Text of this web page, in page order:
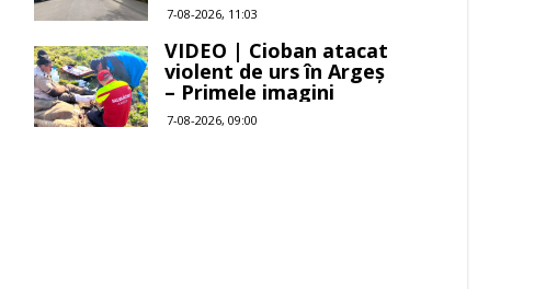
7-08-2026, 11:03
VIDEO | Cioban atacat
violent de urs în Argeș
– Primele imagini
7-08-2026, 09:00